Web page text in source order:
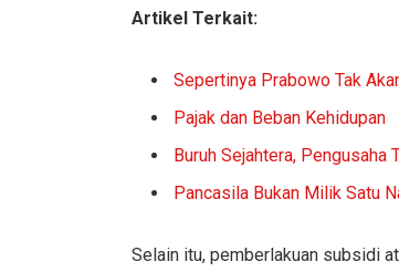
Artikel Terkait:
Sepertinya Prabowo Tak
Pajak dan Beban Kehidupan
Buruh Sejahtera, Pengusaha
Pancasila Bukan Milik Satu
Selain itu, pemberlakuan subsidi